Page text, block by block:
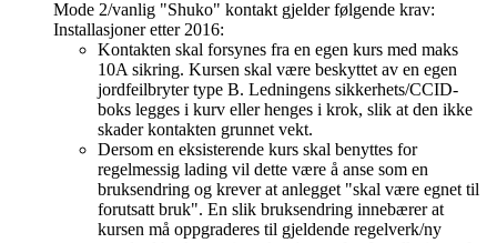
Mode 2/vanlig "Shuko" kontakt gjelder følgende krav:
Installasjoner etter 2016:
Kontakten skal forsynes fra en egen kurs med maks
10A sikring. Kursen skal være beskyttet av en egen
jordfeilbryter type B. Ledningens sikkerhets/CCID-
boks legges i kurv eller henges i krok, slik at den ikke
skader kontakten grunnet vekt.
Dersom en eksisterende kurs skal benyttes for
regelmessig lading vil dette være å anse som en
bruksendring og krever at anlegget "skal være egnet til
forutsatt bruk". En slik bruksendring innebærer at
kursen må oppgraderes til gjeldende regelverk/ny